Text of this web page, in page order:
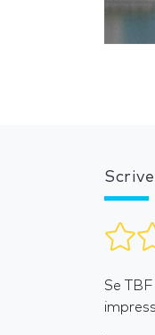
Se